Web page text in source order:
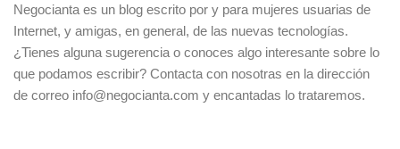
Negocianta es un blog escrito por y para mujeres usuarias de
Internet, y amigas, en general, de las nuevas tecnologías.
¿Tienes alguna sugerencia o conoces algo interesante sobre lo
que podamos escribir? Contacta con nosotras en la dirección
de correo info@negocianta.com y encantadas lo trataremos.